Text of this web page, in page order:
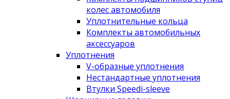
колес автомобиля
Уплотнительные кольца
Комплекты автомобильных
аксессуаров
Уплотнения
V-образные уплотнения
Нестандартные уплотнения
Втулки Speedi-sleeve